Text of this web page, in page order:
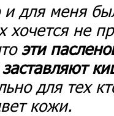
для меня
хочется не
эти
для тех
кожи.